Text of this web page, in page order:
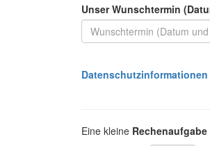
Unser Wunschtermin
Datenschutzinformationen
Eine kleine Rechenaufgabe